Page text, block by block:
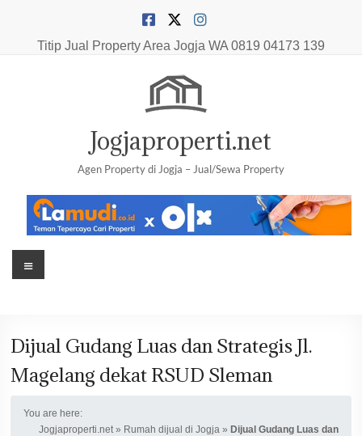
contentTitip Jual Property Area Jogja WA 0819 04173 139
Jogjaproperti.net
Agen Property di Jogja – Jual/Sewa Property
Menu
Dijual Gudang Luas dan Strategis Jl.
Magelang dekat RSUD Sleman
You are here:
Jogjaproperti.net» Rumah dijual di Jogja » Dijual Gudang Luas dan